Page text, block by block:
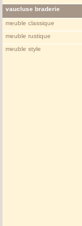
vaucluse braderie
meuble classique
meuble rustique
meuble style